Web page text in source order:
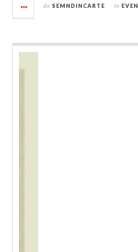
de SEMNDINCARTE în